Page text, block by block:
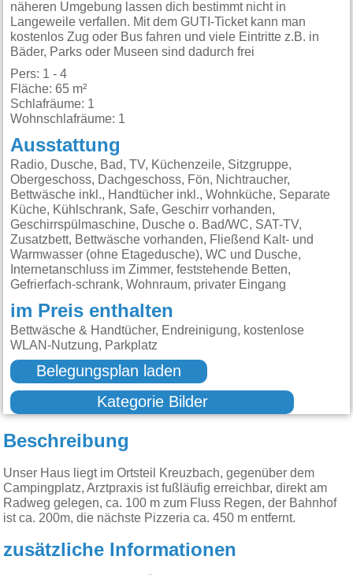
näheren Umgebung lassen dich bestimmt nicht in
Langeweile verfallen. Mit dem GUTI-Ticket kann man
kostenlos Zug oder Bus fahren und viele Eintritte z.B. in
Bäder, Parks oder Museen sind dadurch frei
Pers: 1 - 4
Fläche: 65 m²
Schlafräume: 1
Wohnschlafräume: 1
Ausstattung
Radio, Dusche, Bad, TV, Küchenzeile, Sitzgruppe,
Obergeschoss, Dachgeschoss, Fön, Nichtraucher,
Bettwäsche inkl., Handtücher inkl., Wohnküche, Separate
Küche, Kühlschrank, Safe, Geschirr vorhanden,
Geschirrspülmaschine, Dusche o. Bad/WC, SAT-TV,
Zusatzbett, Bettwäsche vorhanden, Fließend Kalt- und
Warmwasser (ohne Etagedusche), WC und Dusche,
Internetanschluss im Zimmer, feststehende Betten,
Gefrierfach-schrank, Wohnraum, privater Eingang
im Preis enthalten
Bettwäsche & Handtücher, Endreinigung, kostenlose
WLAN-Nutzung, Parkplatz
Belegungsplan laden
Kategorie Bilder
Beschreibung
Unser Haus liegt im Ortsteil Kreuzbach, gegenüber dem
Campingplatz, Arztpraxis ist fußläufig erreichbar, direkt am
Radweg gelegen, ca. 100 m zum Fluss Regen, der Bahnhof
ist ca. 200m, die nächste Pizzeria ca. 450 m entfernt.
zusätzliche Informationen